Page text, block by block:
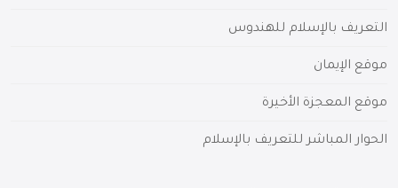
التعريف بالإسلام للهندوس
موقع الإيمان
موقع المعجزة الأخيرة
الحوار المباشر للتعريف بالإسلام